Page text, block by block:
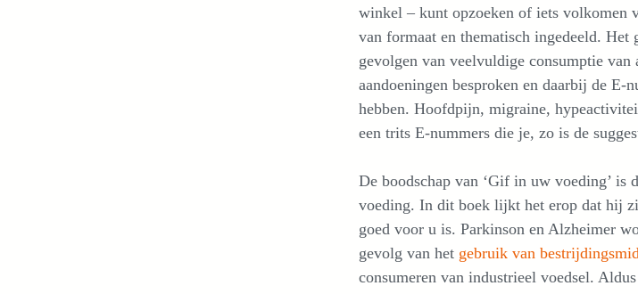
winkel – kunt opzoeken of iets volkomen
van formaat en thematisch ingedeeld.
gevolgen van veelvuldige consumptie
aandoeningen besproken en daarbij de
hebben. Hoofdpijn, migraine,
een trits E-nummers die je, zo is de
De boodschap van ‘Gif in uw voeding’
voeding. In dit boek lijkt het erop dat hij
goed voor u is. Parkinson en Alzheimer
gevolg van het gebruik van
consumeren van industrieel voedsel.